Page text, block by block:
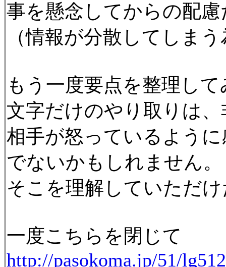
事を懸念してからの配
（情報が分散してしま
もう一度要点を整理し
文字だけのやり取りは
相手が怒っているよう
でないかもしれません。
そこを理解していただ
一度こちらを閉じて
http://pasokoma.jp/51/